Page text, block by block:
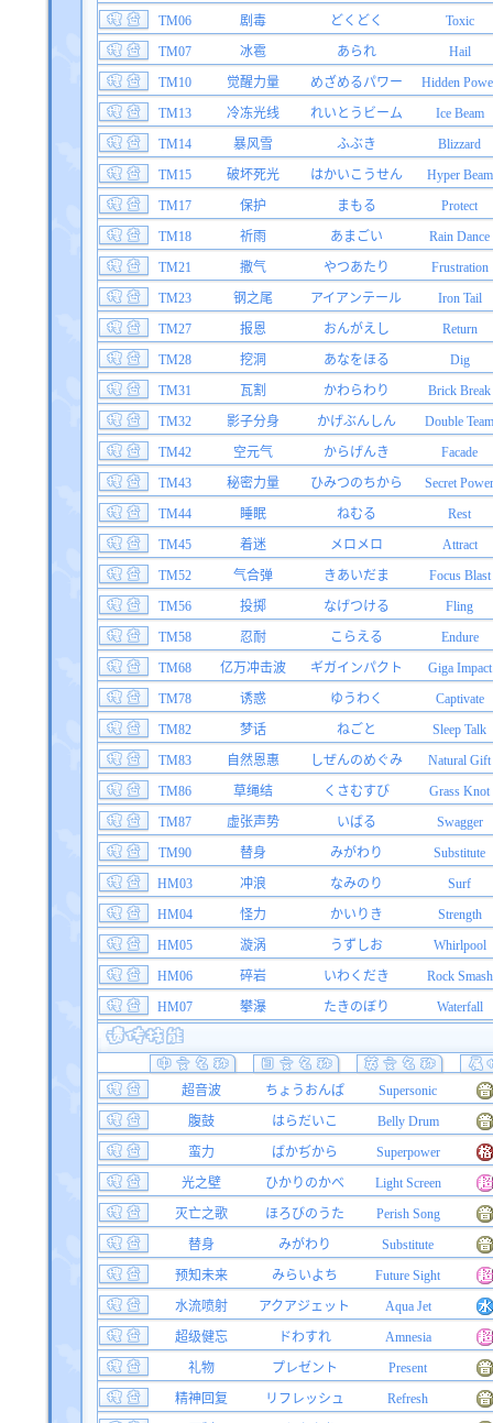
TM06
剧毒 どくどく
Toxic
TM07
冰雹 あられ
Hail
TM10
觉醒力量 めざめるパワー
Hidden
TM13
冷冻光线 れいとうビーム
Ice Beam
TM14
暴风雪 ふぶき
Blizzard
TM15
破坏死光 はかいこうせん
Hyper Beam
TM17
保护 まもる
Protect
TM18
祈雨 あまごい
Rain Dance
TM21
撒气 やつあたり
Frustration
TM23
钢之尾 アイアンテール
Iron Tail
TM27
报恩 おんがえし
Return
TM28
挖洞 あなをほる
Dig
TM31
瓦割 かわらわり
Brick Break
TM32
影子分身 かげぶんしん
Double Team
TM42
空元气 からげんき
Facade
TM43
秘密力量 ひみつのちから
Secret Power
TM44
睡眠 ねむる
Rest
TM45
着迷 メロメロ
Attract
TM52
气合弹 きあいだま
Focus Blast
TM56
投掷 なげつける
Fling
TM58
忍耐 こらえる
Endure
TM68
亿万冲击波 ギガインパクト
Giga Impact
TM78
诱惑 ゆうわく
Captivate
TM82
梦话 ねごと
Sleep Talk
TM83
自然恩惠 しぜんのめぐみ
Natural Gift
TM86
草绳结 くさむすび
Grass Knot
TM87
虚张声势 いばる
Swagger
TM90
替身 みがわり
Substitute
HM03
冲浪 なみのり
Surf
HM04
怪力 かいりき
Strength
HM05
漩涡 うずしお
Whirlpool
HM06
碎岩 いわくだき
Rock Smash
HM07
攀瀑 たきのぼり Waterfall
超音波 ちょうおんぱ
Supersonic
腹鼓
はらだいこ
Belly Drum
蛮力
ばかぢから
Superpower
光之壁
ひかりのかべ
Light Screen
灭亡之歌
ほろびのうた
Perish Song
替身
みがわり
Substitute
预知未来
みらいよち
Future Sight
水流喷射
アクアジェット
Aqua Jet
超级健忘
ドわすれ
Amnesia
礼物
プレゼント
Present
精神回复
リフレッシュ
Refresh